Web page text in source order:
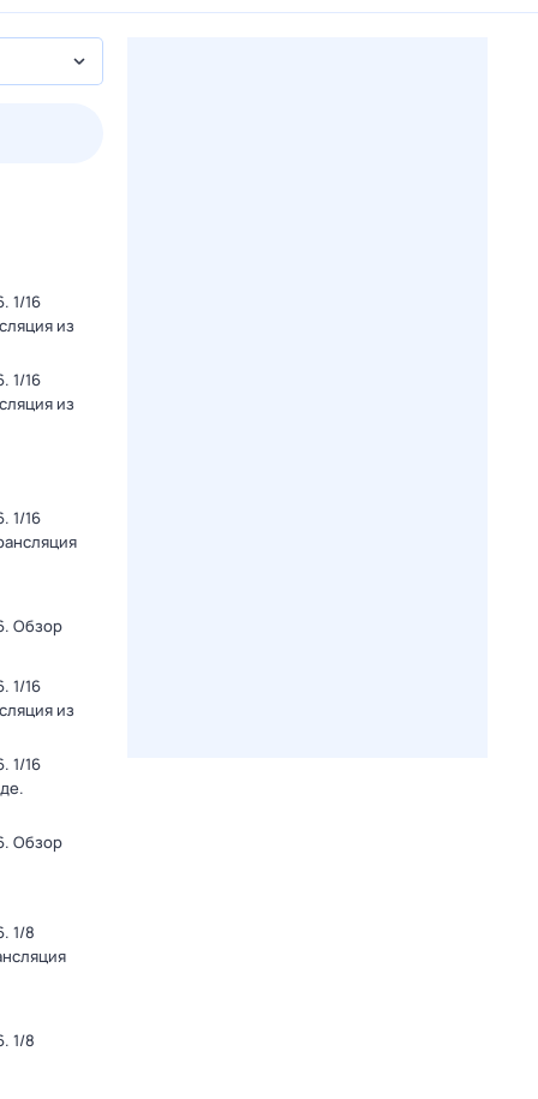
1/16
из
1/16
из
1/16
Обзор
1/16
из
1/16
Обзор
1/8
1/8